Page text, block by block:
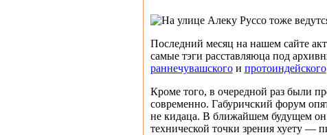
Последний месяц на нашем сайте
самые тэги расставляюца под
раннечувашскогои протоиндейского
Кроме того, в очередной раз были
современно. Габуричский форум
не кидаца. В ближайшем будущем он
технической точки зрения хуету —